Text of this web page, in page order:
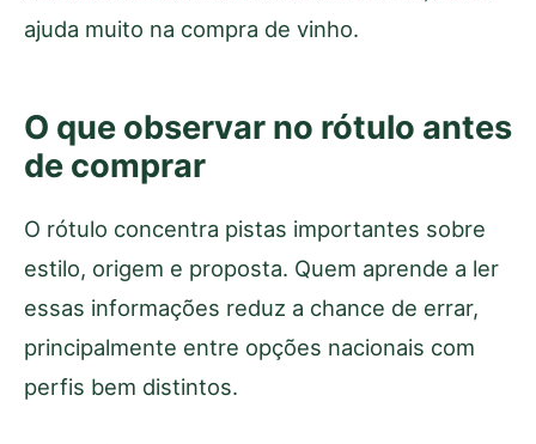
ajuda muito na compra de vinho.
O que observar no rótulo antes
de comprar
O rótulo concentra pistas importantes sobre
estilo, origem e proposta. Quem aprende a ler
essas informações reduz a chance de errar,
principalmente entre opções nacionais com
perfis bem distintos.